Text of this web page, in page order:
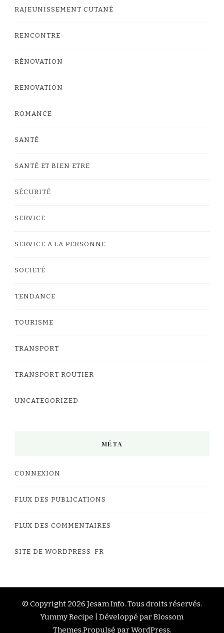
RAJEUNISSEMENT CUTANÉ
RENCONTRE
RÉNOVATION
RENOVATION
ROMANCE
SANTÉ
SANTÉ ET BIEN ETRE
SÉCURITÉ
SERVICE
SERVICE A LA PERSONNE
SOCIETÉ
TENDANCE
TOURISME
TRANSPORT
TRANSPORT ROUTIER
UNCATEGORIZED
MÉTA
CONNEXION
FLUX DES PUBLICATIONS
FLUX DES COMMENTAIRES
SITE DE WORDPRESS-FR
© Copyright 2026 Jesam Info. Tous droits réservés.
Yummy Recipe | Développé parBlossom
Themes.Propulsé parWordPress.